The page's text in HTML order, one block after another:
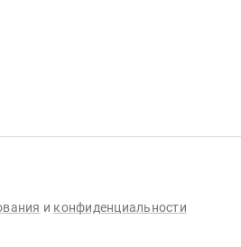
и конфиденциальности